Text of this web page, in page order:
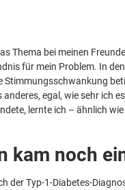
Thema bei meinen
für mein Problem. In
Stimmungsschwankung
egal, wie sehr ich
lernte ich – ähnlich
kam noch
der Typ-1-Diabetes-